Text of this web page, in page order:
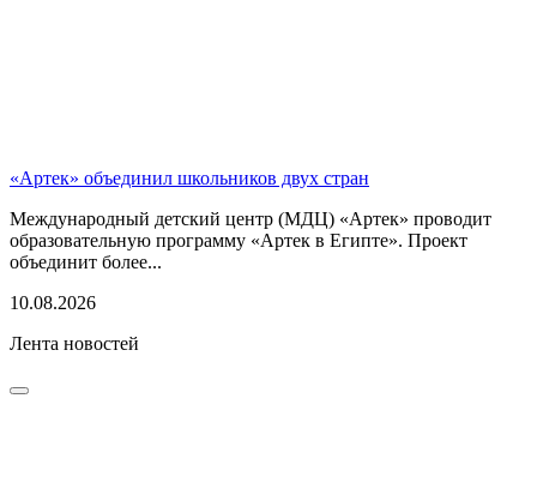
«Артек» объединил школьников двух стран
Международный детский центр (МДЦ) «Артек» проводит
образовательную программу «Артек в Египте». Проект
объединит более...
10.08.2026
Лента новостей